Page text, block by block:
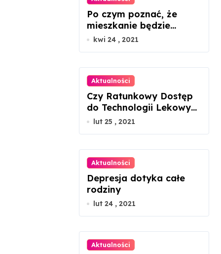
Po czym poznać, że
mieszkanie będzie
ustawne, patrząc tylko
kwi 24 , 2021
Aktualności
Czy Ratunkowy Dostęp
do Technologii Lekowych
uratuje chorego z
lut 25 , 2021
Aktualności
Depresja dotyka całe
rodziny
lut 24 , 2021
Aktualności